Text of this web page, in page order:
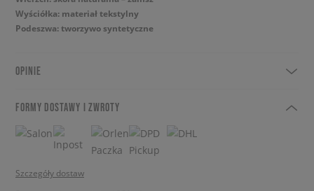
Wyściółka: materiał tekstylny
Podeszwa: tworzywo syntetyczne
OPINIE
FORMY DOSTAWY I ZWROTY
Szczegóły dostaw